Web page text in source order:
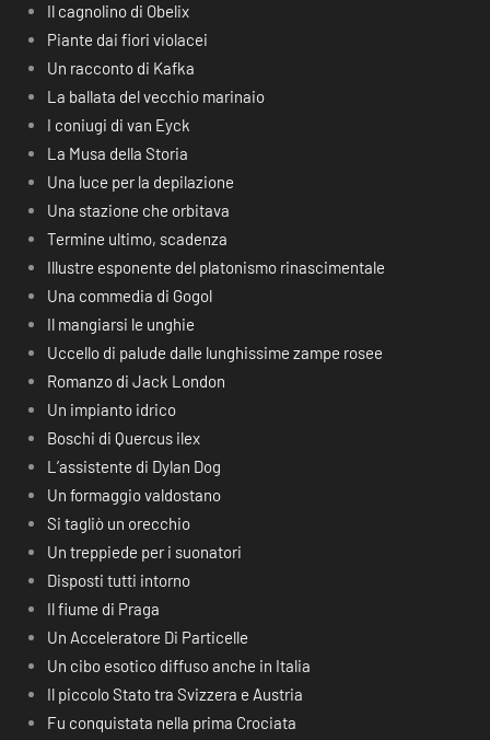
Il cagnolino di Obelix
Piante dai fiori violacei
Un racconto di Kafka
La ballata del vecchio marinaio
I coniugi di van Eyck
La Musa della Storia
Una luce per la depilazione
Una stazione che orbitava
Termine ultimo, scadenza
Illustre esponente del platonismo rinascimentale
Una commedia di Gogol
Il mangiarsi le unghie
Uccello di palude dalle lunghissime zampe rosee
Romanzo di Jack London
Un impianto idrico
Boschi di Quercus ilex
L’assistente di Dylan Dog
Un formaggio valdostano
Si tagliò un orecchio
Un treppiede per i suonatori
Disposti tutti intorno
Il fiume di Praga
Un Acceleratore Di Particelle
Un cibo esotico diffuso anche in Italia
Il piccolo Stato tra Svizzera e Austria
Fu conquistata nella prima Crociata